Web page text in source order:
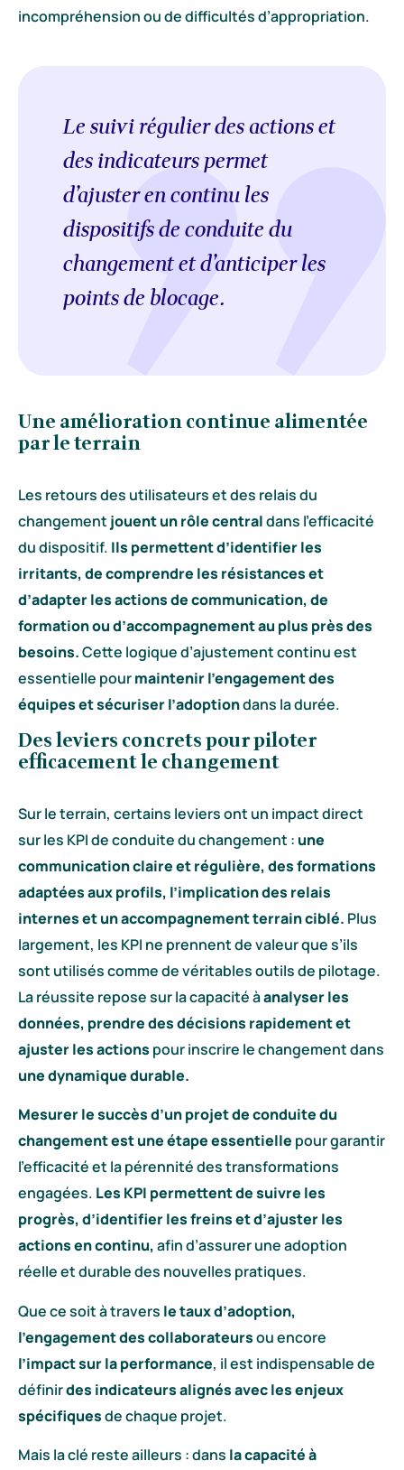
incompréhension ou de difficultés d’appropriation.
Le suivi régulier des actions et
des indicateurs permet
d’ajuster en continu les
dispositifs de conduite du
changement et d’anticiper les
points de blocage.
Une amélioration continue alimentée
par le terrain
Les retours des utilisateurs et des relais du
changement jouent un rôle centraldans l’efficacité
du dispositif. Ils permettent d’identifier les
irritants, de comprendre les résistances et
d’adapter les actions de communication, de
formation ou d’accompagnement au plus près des
besoins.Cette logique d’ajustement continu est
essentielle pourmaintenir l’engagement des
équipes et sécuriser l’adoptiondans la durée.
Des leviers concrets pour piloter
efficacement le changement
Sur le terrain, certains leviers ont un impact direct
sur les KPI de conduite du changement : une
communication claire et régulière, des formations
adaptées aux profils, l’implication des relais
internes et un accompagnement terrain ciblé. Plus
largement, les KPI ne prennent de valeur que s’ils
sont utilisés comme de véritables outils de pilotage.
La réussite repose sur la capacité àanalyser les
données, prendre des décisions rapidement et
ajuster les actions pour inscrire le changement dans
une dynamique durable.
Mesurer le succès d’un projet de conduite du
changement estune étape essentielle pour garantir
l’efficacité et la pérennité des transformations
engagées. Les KPI permettent de suivre les
progrès, d’identifier les freins et d’ajuster les
actions en continu,afin d’assurer une adoption
réelle et durable des nouvelles pratiques.
Que ce soit à travers le taux d’adoption,
l’engagement des collaborateursou encore
l’impact sur la performance, il est indispensable de
définirdes indicateurs alignés avec les enjeux
spécifiquesde chaque projet.
Mais la clé reste ailleurs : dans la capacité à